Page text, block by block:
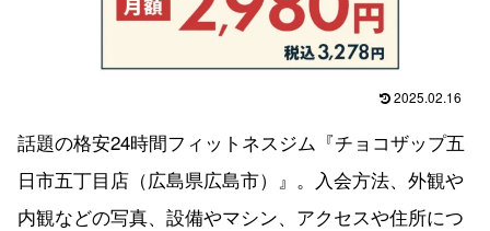
2025.02.16
話題の格安24時間フィットネスジム『チョコザップ五
日市五丁目店（広島県広島市）』。入会方法、外観や
内観などの写真、設備やマシン、アクセスや住所につ